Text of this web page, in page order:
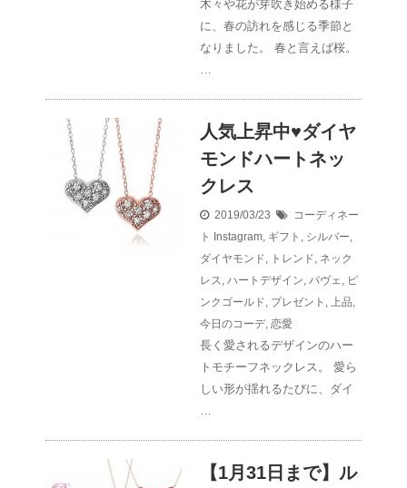
木々や花が芽吹き始める様子
に、春の訪れを感じる季節と
なりました。 春と言えば桜。
人気上昇中♥ダイヤ
モンドハートネッ
クレス
2019/03/23
コーディネー
ト Instagram, ギフト , シルバー,
ダイヤモンド, トレンド, ネック
レス, ハートデザイン, パヴェ, ピ
ンクゴールド, プレゼント , 上品,
今日のコーデ, 恋愛
長く愛されるデザインのハー
トモチーフネックレス。 愛ら
しい形が揺れるたびに、ダイ
【1月31日まで】ル